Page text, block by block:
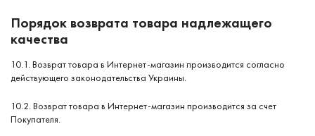
Порядок возврата товара надлежащего
качества
10.1. Возврат товара в Интернет-магазин производится согласно
действующего законодательства Украины.
10.2. Возврат товара в Интернет-магазин производится за счет
Покупателя.